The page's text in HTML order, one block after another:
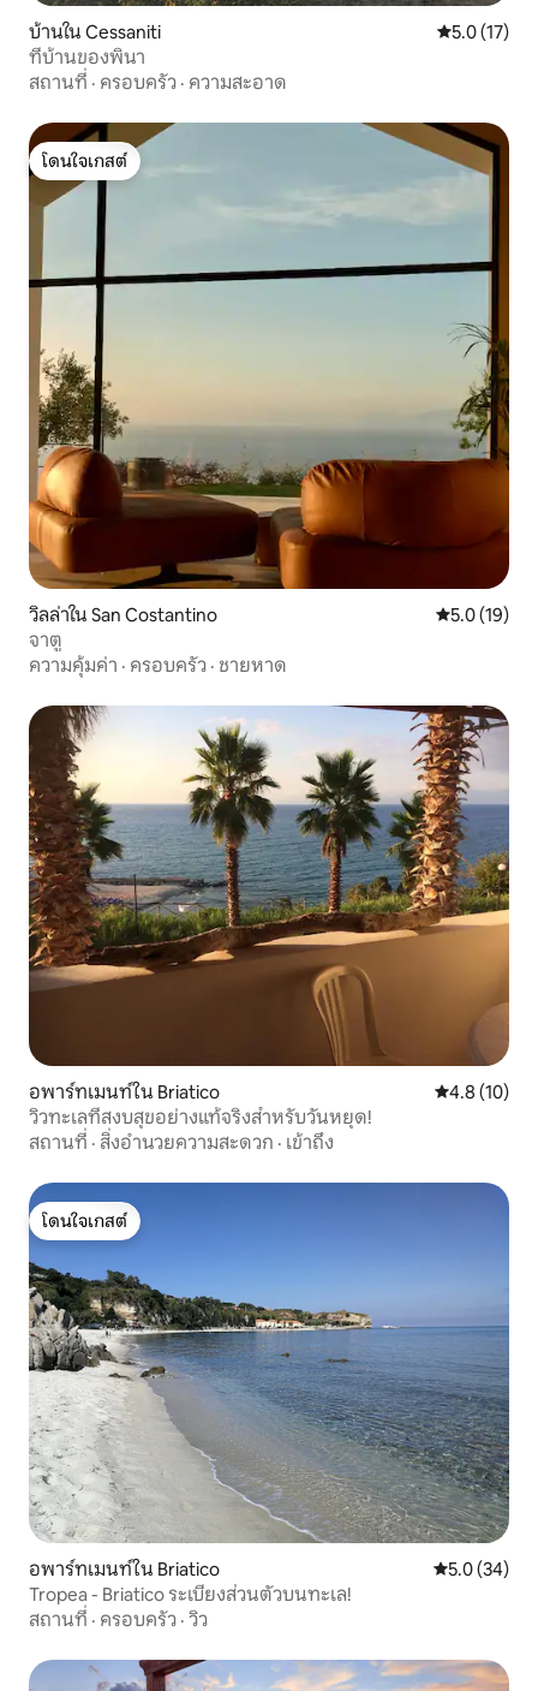
บ้านใน Cessaniti คะแนนเฉลี่ย
5.0 (17)
ที่บ้านของพินา
สถานที่ · ครอบครัว · ความสะอาด
โดนใจเกสต์
โดนใจเกสต์
วิลล่าใน San Costantino คะแนนเฉลี่ย
5.0 (19)
จาตู
ความคุ้มค่า · ครอบครัว · ชายหาด
อพาร์ทเมนท์ใน Briatico คะแนนเฉลี่ย
4.8 (10)
วิวทะเลที่สงบสุขอย่างแท้จริงสำหรับวันหยุด!
สถานที่ · สิ่งอำนวยความสะดวก · เข้าถึง
โดนใจเกสต์
โดนใจเกสต์
อพาร์ทเมนท์ใน Briatico คะแนนเฉลี่ย
5.0 (34)
Tropea - Briatico ระเบียงส่วนตัวบนทะเล!
สถานที่ · ครอบครัว · วิว